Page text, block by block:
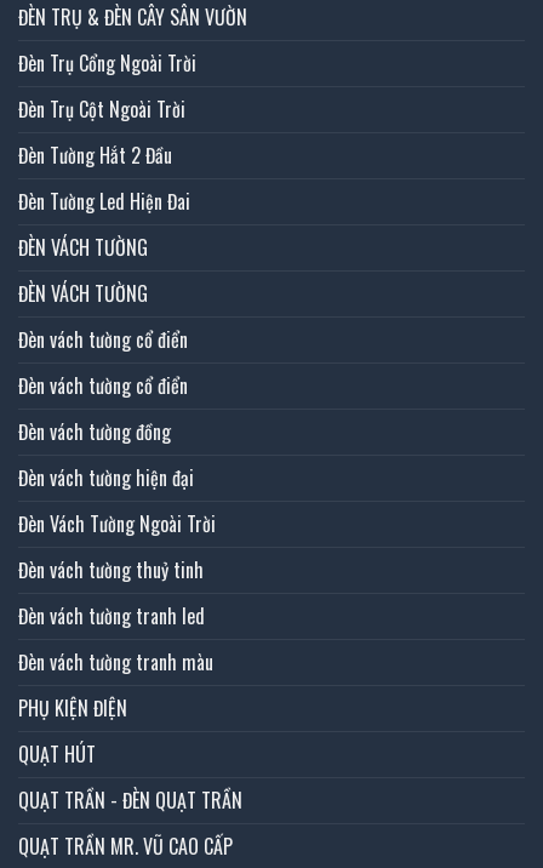
ĐÈN TRỤ & ĐÈN CÂY SÂN VƯỜN
Đèn Trụ Cổng Ngoài Trời
Đèn Trụ Cột Ngoài Trời
Đèn Tường Hắt 2 Đầu
Đèn Tường Led Hiện Đai
ĐÈN VÁCH TƯỜNG
ĐÈN VÁCH TƯỜNG
Đèn vách tường cổ điển
Đèn vách tường cổ điển
Đèn vách tường đồng
Đèn vách tường hiện đại
Đèn Vách Tường Ngoài Trời
Đèn vách tường thuỷ tinh
Đèn vách tường tranh led
Đèn vách tường tranh màu
PHỤ KIỆN ĐIỆN
QUẠT HÚT
QUẠT TRẦN - ĐÈN QUẠT TRẦN
QUẠT TRẦN MR. VŨ CAO CẤP